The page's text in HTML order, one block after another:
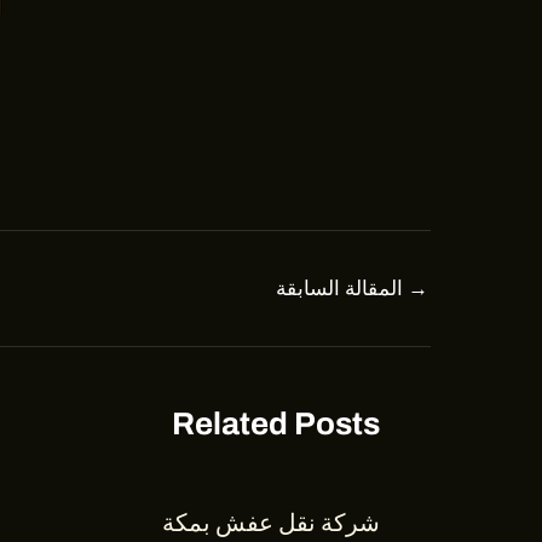
Post
→ المقالة السابقة
Related Posts
شركة نقل عفش بمكة